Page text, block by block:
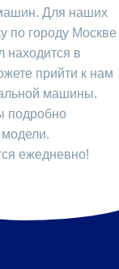
Для наших
по городу Москве
находится в
прийти к нам
машины.
подробно
ежедневно!